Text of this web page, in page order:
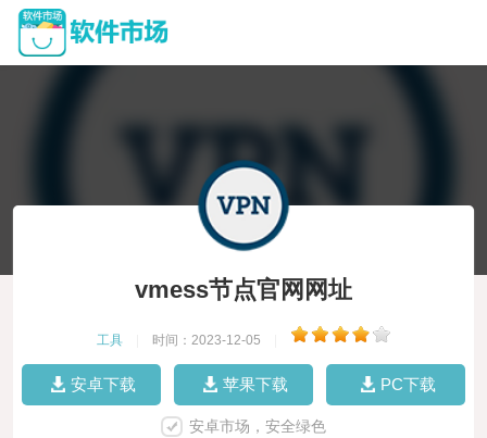
vmess节点官网网址
工具 时间：2023-12-05
安卓下载 苹果下载 PC下载
安卓市场，安全绿色